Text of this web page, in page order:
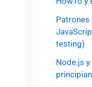
Patrones
testing)
Node.js